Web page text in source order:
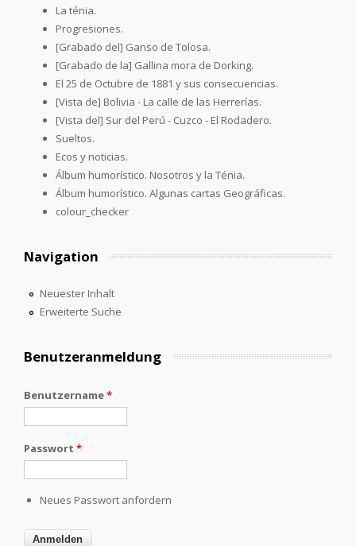
La ténia.
Progresiones.
[Grabado del] Ganso de Tolosa.
[Grabado de la] Gallina mora de Dorking.
El 25 de Octubre de 1881 y sus consecuencias.
[Vista de] Bolivia - La calle de las Herrerías.
[Vista del] Sur del Perú - Cuzco - El Rodadero.
Sueltos.
Ecos y noticias.
Álbum humorístico. Nosotros y la Ténia.
Álbum humorístico. Algunas cartas Geográficas.
colour_checker
Navigation
Neuester Inhalt
Erweiterte Suche
Benutzeranmeldung
Benutzername*
Passwort *
Neues Passwort anfordern